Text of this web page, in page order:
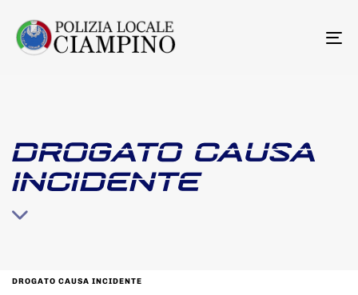
DROGATO CAUSA
INCIDENTE
DROGATO CAUSA INCIDENTE